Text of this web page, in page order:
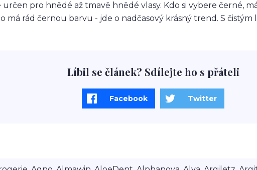
určen pro hnědé až tmavě hnědé vlasy. Kdo si vybere černé,
má rád černou barvu - jde o nadčasový krásný trend. S čistým
Líbil se článek? Sdílejte ho s přáteli
Facebook Twitter